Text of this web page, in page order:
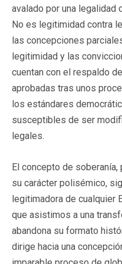
avalado por una legalidad
No es legitimidad contra
las concepciones
legitimidad y las
cuentan con el respaldo
aprobadas tras unos
los estándares
susceptibles de ser
legales.
El concepto de
su carácter polisémico,
legitimadora de cualquier
que asistimos a una
abandona su formato
dirige hacia una